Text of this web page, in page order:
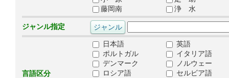
藤岡南
浄 水
ジャンル指定
言語区分
日本語
英語
ポルトガル
イタリア語
デンマーク
ノルウェー
ロシア語
セルビア語